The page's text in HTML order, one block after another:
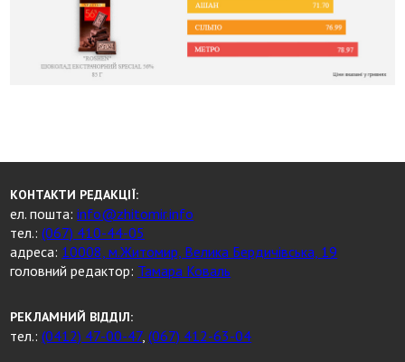
КОНТАКТИ РЕДАКЦІЇ:
ел. пошта:info@zhitomir.info
тел.:(067) 410-44-05
адреса: 10008, м.Житомир, Велика Бердичівська, 19
головний редактор: Тамара Коваль
РЕКЛАМНИЙ ВІДДІЛ:
тел.:(0412) 47-00-47,(067) 412-63-04